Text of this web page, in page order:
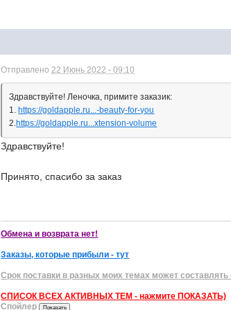
Отправлено22 Июнь 2022 - 09:10
Здравствуйте! Леночка, примите заказик:
1. https://goldapple.ru...-beauty-for-you
2.https://goldapple.ru...xtension-volume
Здравствуйте!
Принято, спасибо за заказ
Обмена и возврата нет!
Заказы, которые прибыли - тут
Срок поставки в разных моих темах может
СПИСОК ВСЕХ АКТИВНЫХ ТЕМ - нажмите ПОКАЗАТЬ)
Спойлер